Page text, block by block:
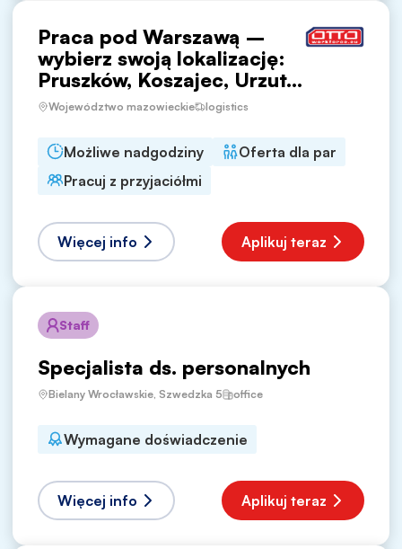
Praca pod Warszawą –
wybierz swoją lokalizację:
Pruszków, Koszajec, Urzut...
Województwo mazowieckie logistics
Możliwe nadgodziny
Oferta dla par
Pracuj z przyjaciółmi
Więcej info Aplikuj teraz
Staff
Specjalista ds. personalnych
Bielany Wrocławskie, Szwedzka 5 office
Wymagane doświadczenie
Więcej info Aplikuj teraz